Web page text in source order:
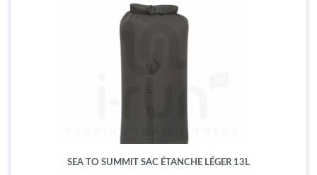
SEA TO SUMMIT SAC ÉTANCHE LÉGER 13L